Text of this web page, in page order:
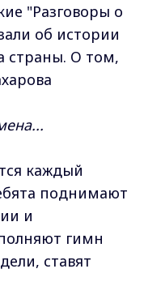
"Разговоры о
об истории
страны. О том,
каждый
поднимают
и
гимн
ставят